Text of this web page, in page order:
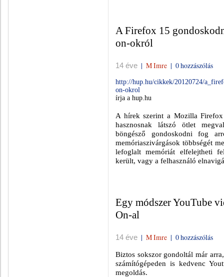
A Firefox 15
on-okról
14 éve | M Imre | 0 hozzászólás
http://hup.hu/cikkek/20120724/
on-okrol
írja a hup.hu
A hírek szerint a Mozilla
hasznosnak látszó ötlet
böngésző gondoskodni fog
memóriaszivárgások többségét
lefoglalt memóriát elfelejtheti
került, vagy a felhasználó
Egy módszer YouTube
On-al
14 éve | M Imre | 0 hozzászólás
Biztos sokszor gondoltál már
számítógépeden is kedvenc
megoldás.